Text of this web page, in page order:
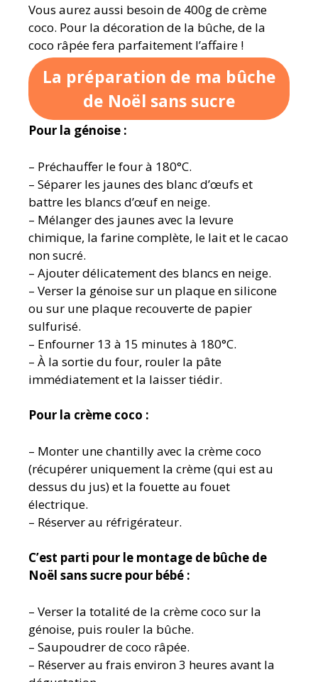
Vous aurez aussi besoin de 400g de crème
coco. Pour la décoration de la bûche, de la
coco râpée fera parfaitement l’affaire !
La préparation de ma bûche
de Noël sans sucre
Pour la génoise :
– Préchauffer le four à 180°C.
– Séparer les jaunes des blanc d’œufs et
battre les blancs d’œuf en neige.
– Mélanger des jaunes avec la levure
chimique, la farine complète, le lait et le cacao
non sucré.
– Ajouter délicatement des blancs en neige.
– Verser la génoise sur un plaque en silicone
ou sur une plaque recouverte de papier
sulfurisé.
– Enfourner 13 à 15 minutes à 180°C.
– À la sortie du four, rouler la pâte
immédiatement et la laisser tiédir.
Pour la crème coco :
– Monter une chantilly avec la crème coco
(récupérer uniquement la crème (qui est au
dessus du jus) et la fouette au fouet
électrique.
– Réserver au réfrigérateur.
C’est parti pour le montage de bûche de
Noël sans sucre pour bébé :
– Verser la totalité de la crème coco sur la
génoise, puis rouler la bûche.
– Saupoudrer de coco râpée.
– Réserver au frais environ 3 heures avant la